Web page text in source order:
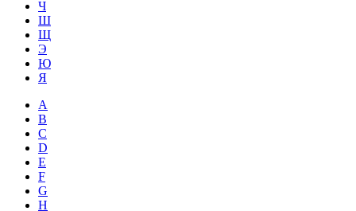
Ч
Ш
Щ
Э
Ю
Я
A
B
C
D
E
F
G
H